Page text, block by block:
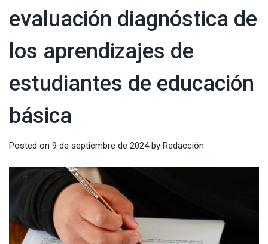
evaluación diagnóstica de
los aprendizajes de
estudiantes de educación
básica
Posted on 9 de septiembre de 2024by Redacción